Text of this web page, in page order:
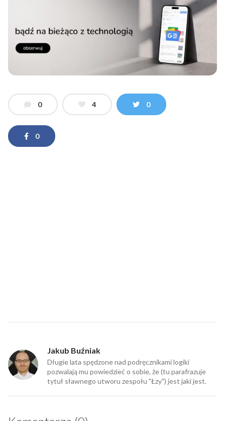
0 4 0
0
Jakub Buźniak
Długie lata spędzone nad podręcznikami logiki
pozwalają mu powiedzieć o sobie, że (tu parafrazuje
tytuł sławnego utworu zespołu "Łzy") jest jaki jest.